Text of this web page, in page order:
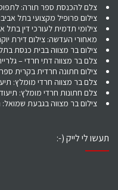
צלם להכנסת ספר תורה:
צילום פרופיל מקצועי בתל
צילומי תדמית לעורכי דין
מאחורי העדשה: צילום דירת
צילום בר מצווה בבית כנסת
צלם בר מצווה דתי חרדי –
צילום חתונה חרדית בקרית
צלם בר מצווה חרדי מומלץ:
צלם חתונות חרדי מומלץ:
צילום בר מצווה בגבעת
תעשו לי לייק (-: